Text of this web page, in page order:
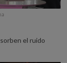
el ruido